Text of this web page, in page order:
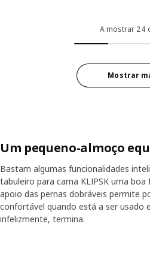
A mostrar 24
Mostrar
Um pequeno-almoço
Bastam algumas funcionalidades
tabuleiro para cama KLIPSK uma
apoio das pernas dobráveis permite
confortável quando está a ser usado
infelizmente, termina.